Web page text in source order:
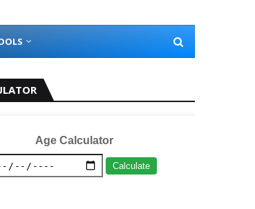
Age Calculator
Calculate